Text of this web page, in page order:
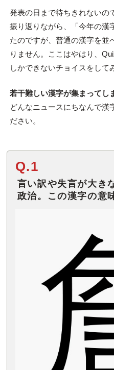
発表の日まで待ちきれないの
振り返りながら、「今年の
たのですが、普通の漢字を並
りません。ここはやはり、
しかできないチョイスをして
若干難しい漢字が集まってし
どんなニュースにちなんで漢
ださい。
Q.1
言い訳や失言が大き
政治。この漢字の意